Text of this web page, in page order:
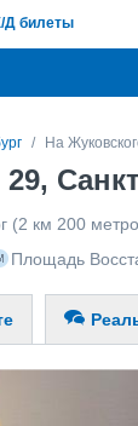
билеты
На
(2 км 200
Площадь